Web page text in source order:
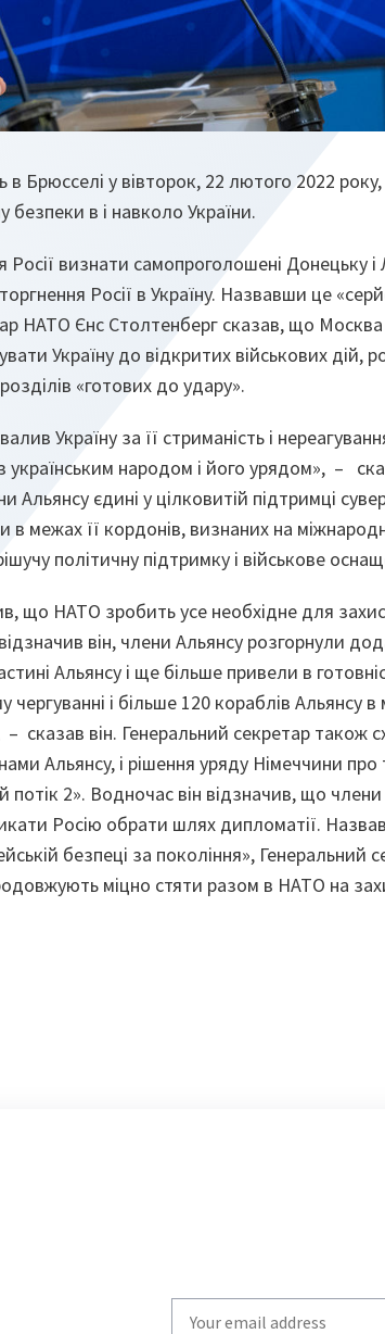
в Брюсселі у вівторок, 22 лютого 2022
безпеки в і навколо України.
визнати самопроголошені Донецьку і
Росії в Україну. Назвавши це
НАТО Єнс Столтенберг сказав, що
Україну до відкритих військових дій,
«готових до удару».
Україну за її стриманість і
українським народом і його урядом», –
єдині у цілковитій підтримці
в межах її кордонів, визнаних на
політичну підтримку і військове
що НАТО зробить усе необхідне для
він, члени Альянсу розгорнули
Альянсу і ще більше привели в
і більше 120 кораблів Альянсу в
сказав він. Генеральний секретар також
Альянсу, і рішення уряду Німеччини
потік 2». Водночас він відзначив, що
Росію обрати шлях дипломатії.
безпеці за покоління», Генеральний
міцно стяти разом в НАТО на